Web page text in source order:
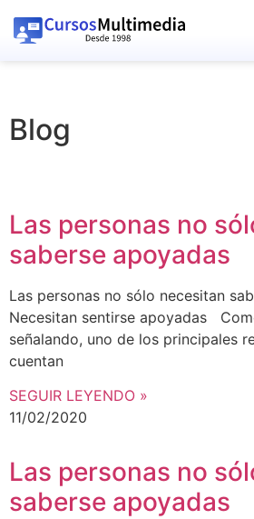
Blog
Las personas no
saberse apoyadas
Las personas no sólo necesitan
Necesitan sentirse apoyadas
señalando, uno de los principales
cuentan
SEGUIR LEYENDO »
11/02/2020
Las personas no
saberse apoyadas